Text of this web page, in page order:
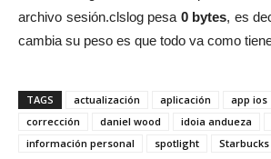
archivo sesión.clslog pesa 0 bytes, es
cambia su peso es que todo va como
TAGS actualización aplicación app ios
corrección
daniel wood idoia andueza
información personal
spotlight Starbucks